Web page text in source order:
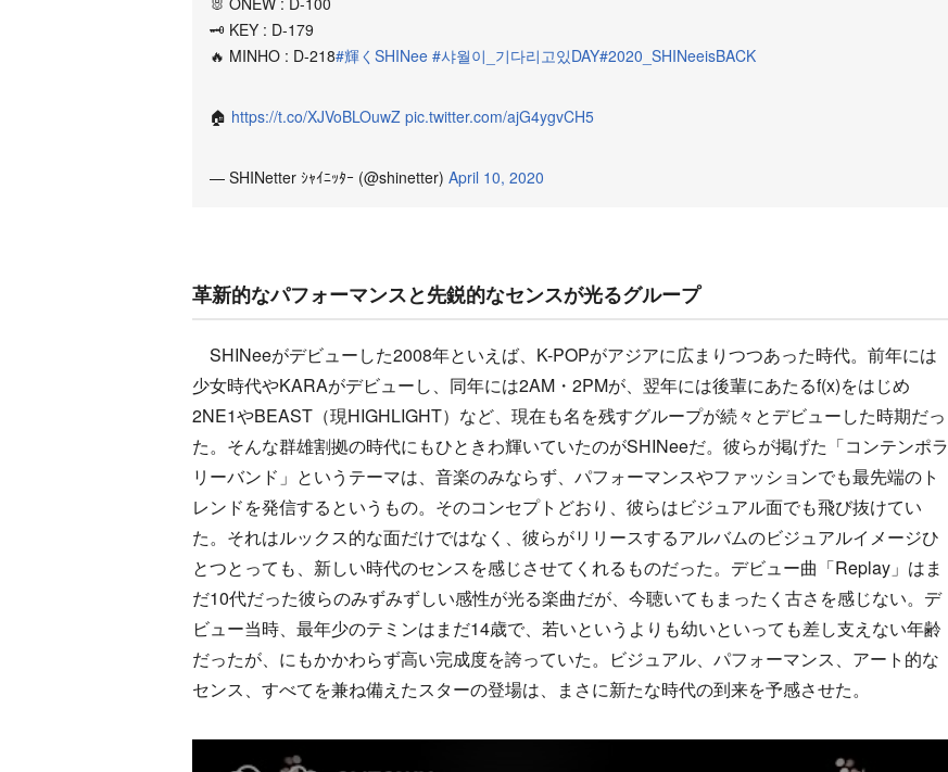
🗝 KEY : D-179
🔥 MINHO : D-218#輝くSHINee #샤월이_기다리고있DAY#2020_SHINeeisBACK
🏠 https://t.co/XJVoBLOuwZ pic.twitter.com/ajG4ygvCH5
— SHINetter ｼｬｲﾆｯﾀｰ (@shinetter) April 10, 2020
革新的なパフォーマンスと先鋭的なセンスが光るグループ
SHINeeがデビューした2008年といえば、K-POPがアジアに広まりつつあった時代。前年には
少女時代やKARAがデビューし、同年には2AM・2PMが、翌年には後輩にあたるf(x)をはじめ
2NE1やBEAST（現HIGHLIGHT）など、現在も名を残すグループが続々とデビューした時期だっ
た。そんな群雄割拠の時代にもひときわ輝いていたのがSHINeeだ。彼らが掲げた「コンテンポラ
リーバンド」というテーマは、音楽のみならず、パフォーマンスやファッションでも最先端のト
レンドを発信するというもの。そのコンセプトどおり、彼らはビジュアル面でも飛び抜けてい
た。それはルックス的な面だけではなく、彼らがリリースするアルバムのビジュアルイメージひ
とつとっても、新しい時代のセンスを感じさせてくれるものだった。デビュー曲「Replay」はま
だ10代だった彼らのみずみずしい感性が光る楽曲だが、今聴いてもまったく古さを感じない。デ
ビュー当時、最年少のテミンはまだ14歳で、若いというよりも幼いといっても差し支えない年齢
だったが、にもかかわらず高い完成度を誇っていた。ビジュアル、パフォーマンス、アート的な
センス、すべてを兼ね備えたスターの登場は、まさに新たな時代の到来を予感させた。